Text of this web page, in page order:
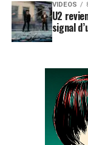
VIDEOS
U2
signal